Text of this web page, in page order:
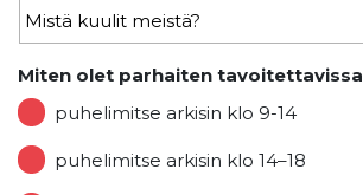
Miten olet parhaiten tavoitettavissa
puhelimitse arkisin klo 9-14
puhelimitse arkisin klo 14–18